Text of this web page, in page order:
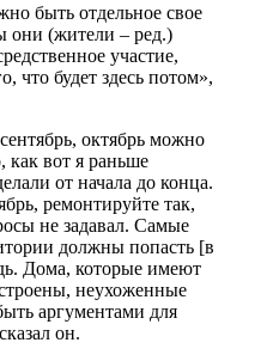
быть отдельное свое
они (жители – ред.)
участие,
что будет здесь потом»,
октябрь можно
как вот я раньше
от начала до конца.
ремонтируйте так,
не задавал. Самые
должны попасть [в
Дома, которые имеют
неухоженные
аргументами для
он.